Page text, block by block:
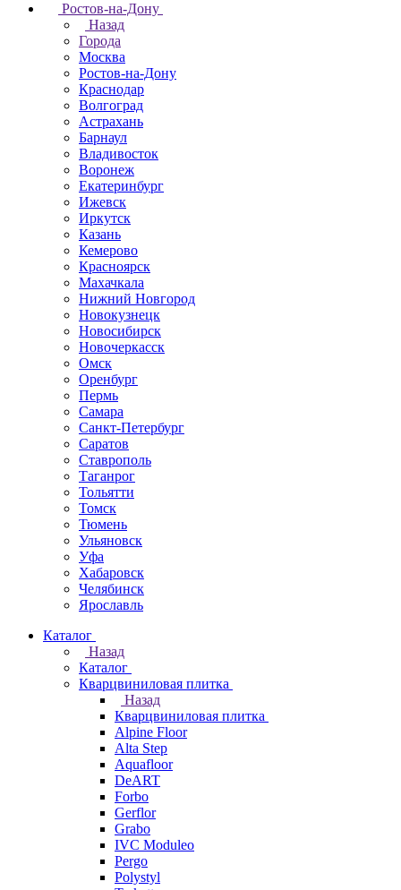
Ростов-на-Дону
Назад
Города
Москва
Ростов-на-Дону
Краснодар
Волгоград
Астрахань
Барнаул
Владивосток
Воронеж
Екатеринбург
Ижевск
Иркутск
Казань
Кемерово
Красноярск
Махачкала
Нижний Новгород
Новокузнецк
Новосибирск
Новочеркаcск
Омск
Оренбург
Пермь
Самара
Санкт-Петербург
Саратов
Ставрополь
Таганрог
Тольятти
Томск
Тюмень
Ульяновск
Уфа
Хабаровск
Челябинск
Ярославль
Каталог
Назад
Каталог
Кварцвиниловая плитка
Назад
Кварцвиниловая плитка
Alpine Floor
Alta Step
Aquafloor
DeART
Forbo
Gerflor
Grabo
IVC Moduleo
Pergo
Polystyl